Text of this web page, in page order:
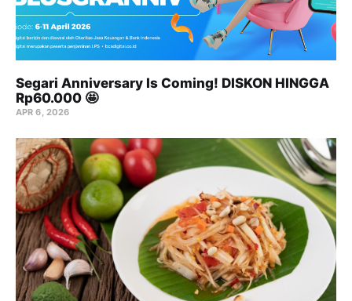
Segari Anniversary Is Coming! DISKON HINGGA
Rp60.000 🤩
APR 6, 2026